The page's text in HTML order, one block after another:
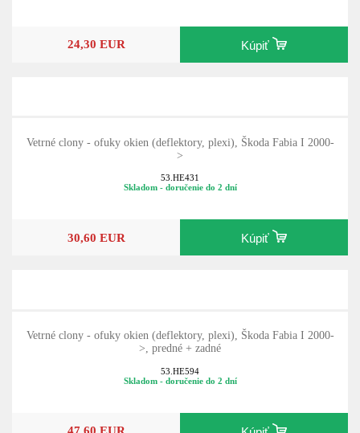
24,30 EUR Kúpiť
Vetrné clony - ofuky okien (deflektory, plexi), Škoda Fabia I 2000-
>
53.HE431
Skladom - doručenie do 2 dní
30,60 EUR Kúpiť
Vetrné clony - ofuky okien (deflektory, plexi), Škoda Fabia I 2000-
>, predné + zadné
53.HE594
Skladom - doručenie do 2 dní